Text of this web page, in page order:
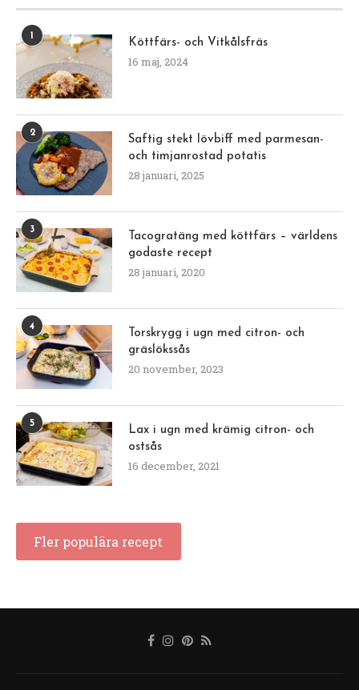
1
Köttfärs- och Vitkålsfräs
16 maj, 2024
2
Saftig stekt lövbiff med parmesan-
och timjanrostad potatis
28 januari, 2025
3
Tacogratäng med köttfärs – världens
godaste recept
28 januari, 2020
4
Torskrygg i ugn med citron- och
gräslökssås
20 november, 2023
5
Lax i ugn med krämig citron- och
ostsås
16 december, 2021
Fler populära recept